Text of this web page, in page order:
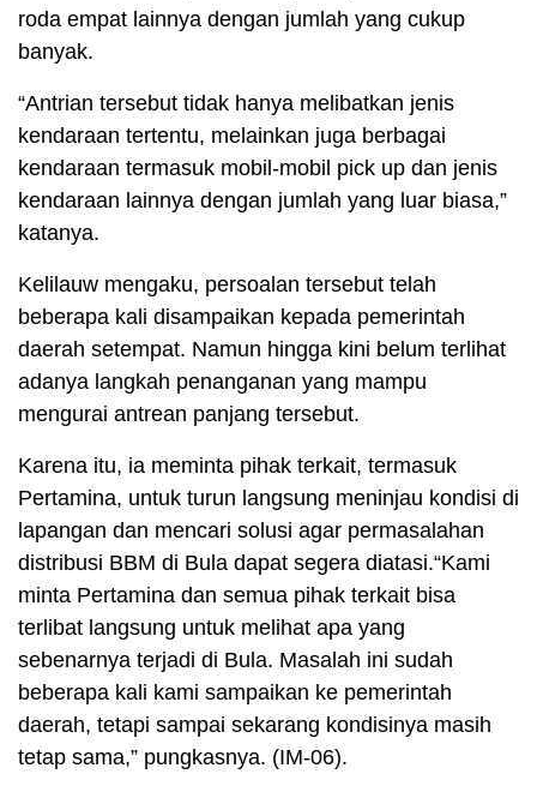
roda empat lainnya dengan jumlah yang cukup
banyak.
“Antrian tersebut tidak hanya melibatkan jenis
kendaraan tertentu, melainkan juga berbagai
kendaraan termasuk mobil-mobil pick up dan jenis
kendaraan lainnya dengan jumlah yang luar biasa,”
katanya.
Kelilauw mengaku, persoalan tersebut telah
beberapa kali disampaikan kepada pemerintah
daerah setempat. Namun hingga kini belum terlihat
adanya langkah penanganan yang mampu
mengurai antrean panjang tersebut.
Karena itu, ia meminta pihak terkait, termasuk
Pertamina, untuk turun langsung meninjau kondisi di
lapangan dan mencari solusi agar permasalahan
distribusi BBM di Bula dapat segera diatasi.“Kami
minta Pertamina dan semua pihak terkait bisa
terlibat langsung untuk melihat apa yang
sebenarnya terjadi di Bula. Masalah ini sudah
beberapa kali kami sampaikan ke pemerintah
daerah, tetapi sampai sekarang kondisinya masih
tetap sama,” pungkasnya. (IM-06).